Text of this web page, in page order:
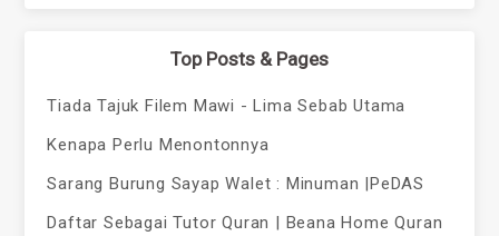
Top Posts & Pages
Tiada Tajuk Filem Mawi - Lima Sebab Utama
Kenapa Perlu Menontonnya
Sarang Burung Sayap Walet : Minuman |PeDAS
Daftar Sebagai Tutor Quran | Beana Home Quran